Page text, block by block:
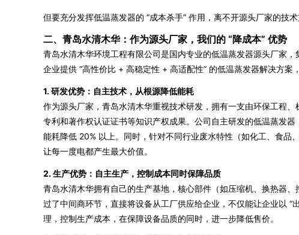
但要充分发挥低温蒸发器的 “成本杀手” 作用，离不开源头厂家的
二、青岛水清木华：作为源头厂家，我们的 “降成本” 优势
青岛水清木华环境工程有限公司是国内专业的低温蒸发器源头厂家
企业提供 “高性价比 + 高稳定性 + 高适配性” 的低温蒸发器解决方案
1. 研发优势：自主技术，从根源降低能耗
作为源头厂家，青岛水清木华重视技术研发，拥有一支由环保工程
专利和著作权认证证书等知识产权成果。公司自主研发的低温蒸发
能耗降低 20% 以上。同时，针对不同行业废水特性（如化工、食品
让每一度电都产生最大价值。
2. 生产优势：自主生产，控制成本同时保障品质
青岛水清木华拥有自己的生产基地，核心部件（如压缩机、换热器
过了中间商环节，直接将设备从工厂供应给企业，不仅能让企业以
理，控制生产成本，在保障设备品质的同时，进一步降低售价。